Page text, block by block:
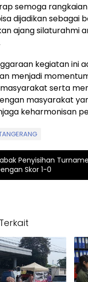
semoga
dijadikan sebagai
ajang silaturahmi
kegiatan ini
menjadi
serta
masyarakat
keharmonisan
Penyisihan
Skor 1-0